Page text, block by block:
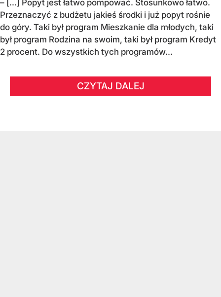
– [...] Popyt jest łatwo pompować. Stosunkowo łatwo.
Przeznaczyć z budżetu jakieś środki i już popyt rośnie
do góry. Taki był program Mieszkanie dla młodych, taki
był program Rodzina na swoim, taki był program Kredyt
2 procent. Do wszystkich tych programów...
CZYTAJ DALEJ